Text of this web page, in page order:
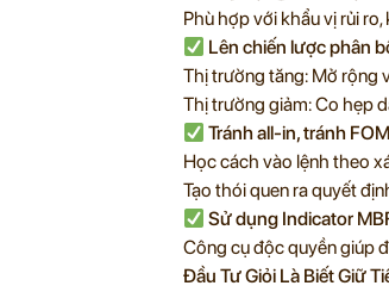
Phù hợp với khẩu vị rủi
Lên chiến lược phân
Thị trường tăng: Mở rộng
Thị trường giảm: Co hẹp
Tránh all-in, tránh
Học cách vào lệnh theo
Tạo thói quen ra quyết
Sử dụng Indicator
Công cụ độc quyền giúp
Đầu Tư Giỏi Là Biết Giữ